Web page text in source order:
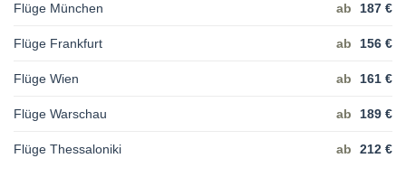
Flüge München ab 187 €
Flüge Frankfurt ab 156 €
Flüge Wien ab 161 €
Flüge Warschau ab 189 €
Flüge Thessaloniki ab 212 €